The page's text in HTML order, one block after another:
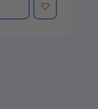
Merken